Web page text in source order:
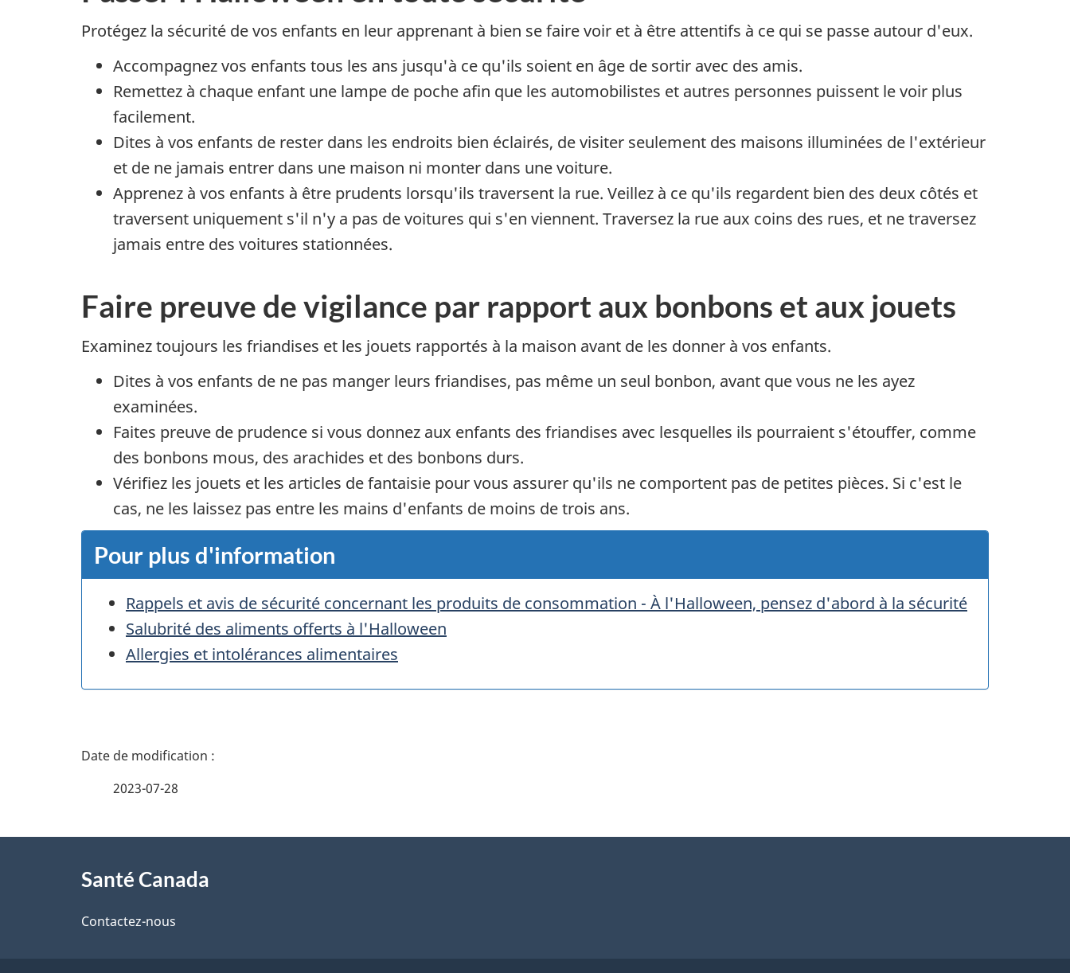
Protégez la sécurité de vos enfants en leur apprenant à bien se faire voir et à être attentifs à ce qui se passe autour d'eux.
Accompagnez vos enfants tous les ans jusqu'à ce qu'ils soient en âge de sortir avec des amis.
Remettez à chaque enfant une lampe de poche afin que les automobilistes et autres personnes puissent le voir plus
facilement.
Dites à vos enfants de rester dans les endroits bien éclairés, de visiter seulement des maisons illuminées de l'extérieur
et de ne jamais entrer dans une maison ni monter dans une voiture.
Apprenez à vos enfants à être prudents lorsqu'ils traversent la rue. Veillez à ce qu'ils regardent bien des deux côtés et
traversent uniquement s'il n'y a pas de voitures qui s'en viennent. Traversez la rue aux coins des rues, et ne traversez
jamais entre des voitures stationnées.
Faire preuve de vigilance par rapport aux bonbons et aux jouets
Examinez toujours les friandises et les jouets rapportés à la maison avant de les donner à vos enfants.
Dites à vos enfants de ne pas manger leurs friandises, pas même un seul bonbon, avant que vous ne les ayez
examinées.
Faites preuve de prudence si vous donnez aux enfants des friandises avec lesquelles ils pourraient s'étouffer, comme
des bonbons mous, des arachides et des bonbons durs.
Vérifiez les jouets et les articles de fantaisie pour vous assurer qu'ils ne comportent pas de petites pièces. Si c'est le
cas, ne les laissez pas entre les mains d'enfants de moins de trois ans.
Pour plus d'information
Rappels et avis de sécurité concernant les produits de consommation - À l'Halloween, pensez d'abord à la sécurité
Salubrité des aliments offerts à l'Halloween
Allergies et intolérances alimentaires
D
a
l
2023-07-28
proposSanté Canada
Contactez-nous